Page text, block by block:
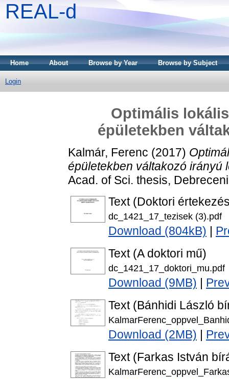
REAL-d
Home About Browse by Year Browse by Subject
Login
Optimális
épületekben
Kalmár, Ferenc (2017)
épületekben váltakozó irányú
Acad. of Sci. thesis,
Text (Doktori
dc_1421_17_tezisek (3).pdf
Download (804kB)
Text (A doktori mű)
dc_1421_17_doktori_mu.pdf
Download (9MB)
Text (Bánhidi László
Download (2MB)
Text (Farkas István